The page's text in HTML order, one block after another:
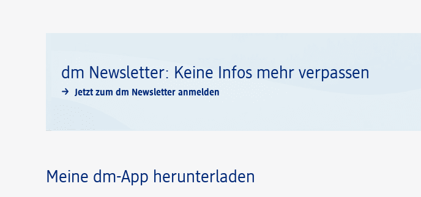
dm Newsletter: Keine Infos mehr verpassen
Jetzt zum dm Newsletter anmelden
Meine dm-App herunterladen